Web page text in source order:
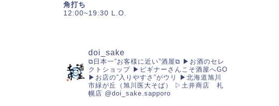
角打ち
12:00~19:30 L.O.
doi_sake
⧉日本一”お客様に近い”酒屋⧉ ▶︎お酒のセレ
クトショップ▶︎ビギナーさんこそ酒屋へGO
▶︎お店の”入りやすさ”がウリ
▶︎北海道旭川
市緑が丘（旭川医大そば）
▷土井商店 札
幌店 @doi_sake.sapporo